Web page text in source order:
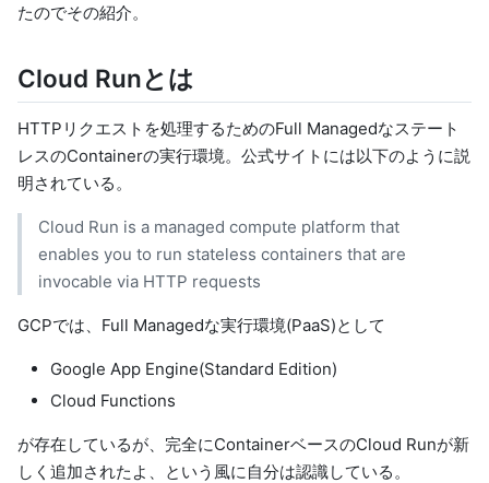
たのでその紹介。
Cloud Runとは
HTTPリクエストを処理するためのFull Managedなステート
レスのContainerの実行環境。公式サイトには以下のように説
明されている。
Cloud Run is a managed compute platform that
enables you to run stateless containers that are
invocable via HTTP requests
GCPでは、Full Managedな実行環境(PaaS)として
Google App Engine(Standard Edition)
Cloud Functions
が存在しているが、完全にContainerベースのCloud Runが新
しく追加されたよ、という風に自分は認識している。